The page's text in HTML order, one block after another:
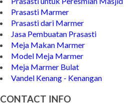
Model Prasasti Terbaru
Prasasti untuk Peresmian Masjid
Prasasti Marmer
Prasasti dari Marmer
Jasa Pembuatan Prasasti
Meja Makan Marmer
Model Meja Marmer
Meja Marmer Bulat
Vandel Kenang - Kenangan